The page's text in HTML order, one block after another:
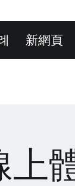
新網頁
上